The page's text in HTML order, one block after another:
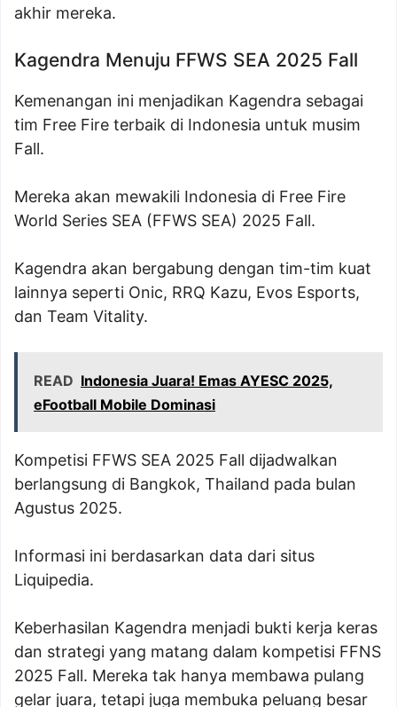
akhir mereka.
Kagendra Menuju FFWS SEA 2025 Fall
Kemenangan ini menjadikan Kagendra sebagai
tim Free Fire terbaik di Indonesia untuk musim
Fall.
Mereka akan mewakili Indonesia di Free Fire
World Series SEA (FFWS SEA) 2025 Fall.
Kagendra akan bergabung dengan tim-tim kuat
lainnya seperti Onic, RRQ Kazu, Evos Esports,
dan Team Vitality.
READ Indonesia Juara! Emas AYESC 2025,
eFootball Mobile Dominasi
Kompetisi FFWS SEA 2025 Fall dijadwalkan
berlangsung di Bangkok, Thailand pada bulan
Agustus 2025.
Informasi ini berdasarkan data dari situs
Liquipedia.
Keberhasilan Kagendra menjadi bukti kerja keras
dan strategi yang matang dalam kompetisi FFNS
2025 Fall. Mereka tak hanya membawa pulang
gelar juara, tetapi juga membuka peluang besar